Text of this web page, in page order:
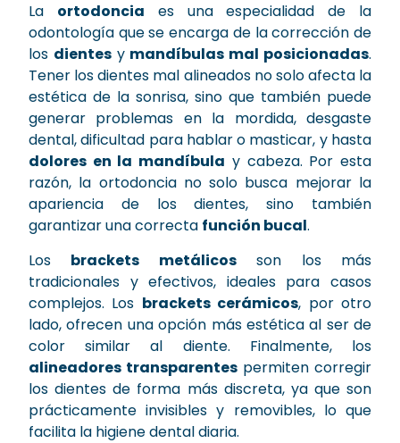
La ortodoncia es una especialidad de la
odontología que se encarga de la corrección de
los dientesy mandíbulas mal posicionadas.
Tener los dientes mal alineados no solo afecta la
estética de la sonrisa, sino que también puede
generar problemas en la mordida, desgaste
dental, dificultad para hablar o masticar, y hasta
dolores en la mandíbula y cabeza. Por esta
razón, la ortodoncia no solo busca mejorar la
apariencia de los dientes, sino también
garantizar una correcta función bucal.
Los brackets metálicosson los más
tradicionales y efectivos, ideales para casos
complejos. Los brackets cerámicos, por otro
lado, ofrecen una opción más estética al ser de
color similar al diente. Finalmente, los
alineadores transparentes permiten corregir
los dientes de forma más discreta, ya que son
prácticamente invisibles y removibles, lo que
facilita la higiene dental diaria.